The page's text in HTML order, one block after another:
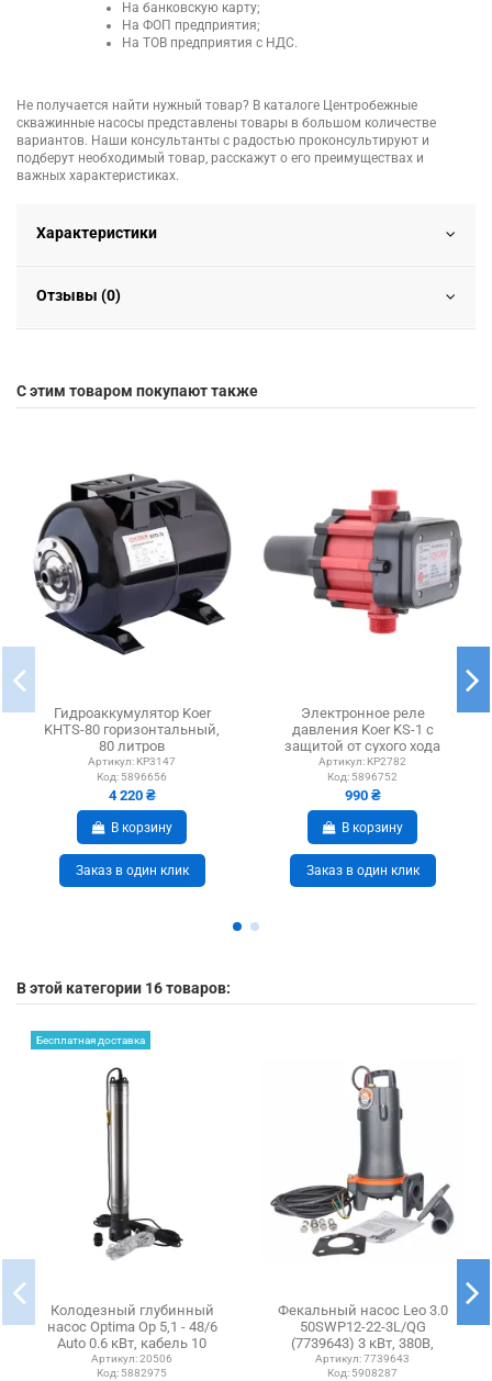
На банковскую карту;
На ФОП предприятия;
На ТОВ предприятия с НДС.
Не получается найти нужный товар? В каталоге Центробежные
скважинные насосы представлены товары в большом количестве
вариантов. Наши консультанты с радостью проконсультируют и
подберут необходимый товар, расскажут о его преимуществах и
важных характеристиках.
Характеристики
Отзывы (0)
С этим товаром покупают также
Гидроаккумулятор Koer
KHTS-80 горизонтальный,
80 литров
Артикул: KP3147
Код: 5896656
4 220 ₴
В корзину
Заказ в один клик
Электронное реле
давления Koer KS-1 с
защитой от сухого хода
Артикул: KP2782
Код: 5896752
990 ₴
В корзину
Заказ в один клик
В этой категории 16 товаров:
Бесплатная доставка
Колодезный глубинный
насос Optima Op 5,1 - 48/6
Auto 0.6 кВт, кабель 10
метров
Артикул:20506
Код: 5882975
Фекальный насос Leo 3.0
50SWP12-22-3L/QG
(7739643) 3 кВт, 380В,
напор 25,5 м, с режущим...
Артикул:7739643
Код: 5908287